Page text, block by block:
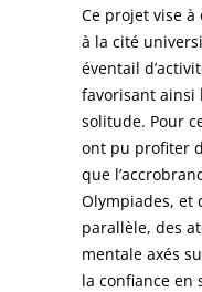
Ce projet vise
à la cité
éventail
favorisant ainsi
solitude. Pour
ont pu profiter
que
Olympiades, et
parallèle, des
mentale axés
la confiance en